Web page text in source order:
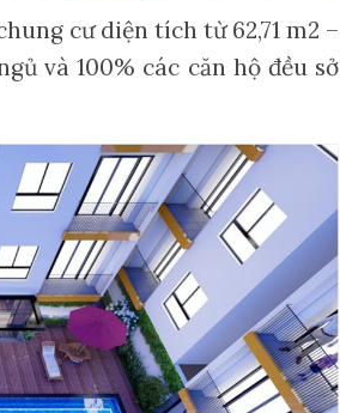
cư diện tích từ 62,71 m2 –
và 100% các căn hộ đều sở